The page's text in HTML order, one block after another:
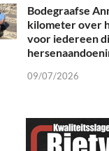
Bodegraafse
kilometer over
voor iedereen
09/07/2026